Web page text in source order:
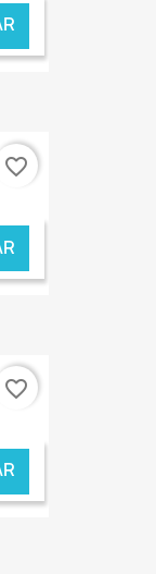
favorite_border
favorite_border